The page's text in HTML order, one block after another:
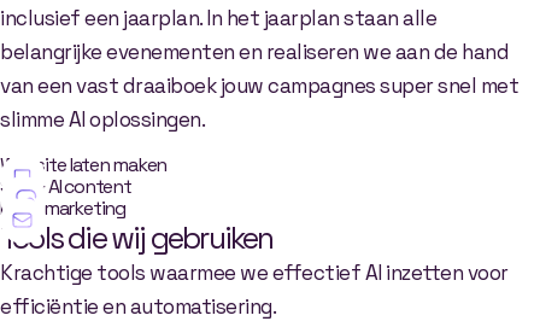
inclusief een jaarplan. In het jaarplan staan alle
belangrijke evenementen en realiseren we aan de hand
van een vast draaiboek jouw campagnes super snel met
slimme AI oplossingen.
Website laten maken
SEO & AI content
Email marketing
Tools die wij gebruiken
Krachtige tools waarmee we effectief AI inzetten voor
efficiëntie en automatisering.